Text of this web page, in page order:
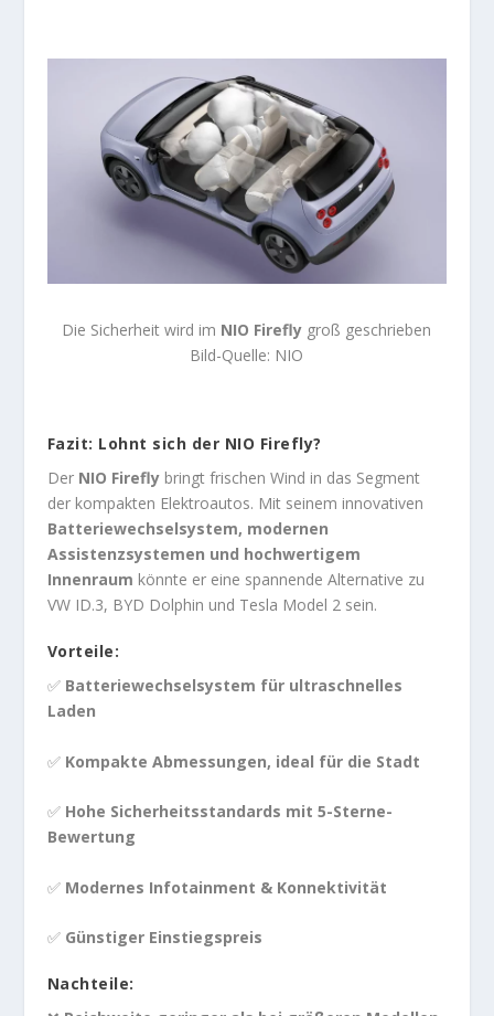
Die Sicherheit wird im NIO Firefly groß geschrieben
Bild-Quelle: NIO
Fazit: Lohnt sich der NIO Firefly?
Der NIO Fireflybringt frischen Wind in das Segment
der kompakten Elektroautos. Mit seinem innovativen
Batteriewechselsystem, modernen
Assistenzsystemen und hochwertigem
Innenraum könnte er eine spannende Alternative zu
VW ID.3, BYD Dolphin und Tesla Model 2 sein.
Vorteile:
✅ Batteriewechselsystem für ultraschnelles
Laden
✅ Kompakte Abmessungen, ideal für die Stadt
✅ Hohe Sicherheitsstandards mit 5-Sterne-
Bewertung
✅ Modernes Infotainment & Konnektivität
✅ Günstiger Einstiegspreis
Nachteile: